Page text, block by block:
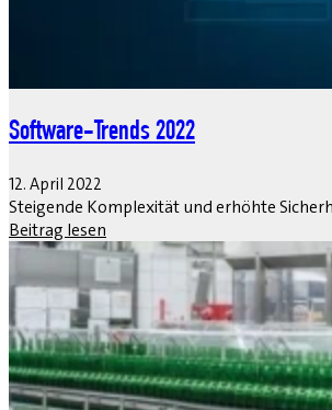
Software-Trends 2022
12. April 2022
Steigende Komplexität und erhöhte
Beitrag lesen